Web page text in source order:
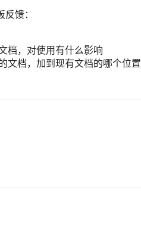
馈：
档，对使用有什么影响
文档，加到现有文档的哪个位置